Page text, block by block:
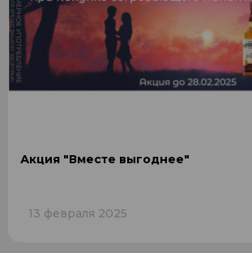
Акция "Вместе выгоднее"
13 февраля 2025